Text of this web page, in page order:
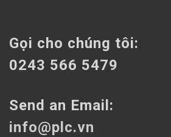
Gọi cho chúng tôi:
0243 566 5479
Send an Email:
info@plc.vn